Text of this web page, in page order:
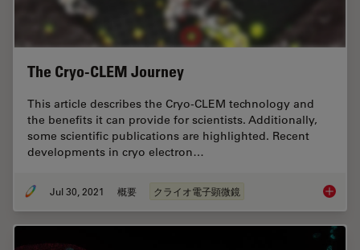
The Cryo-CLEM Journey
This article describes the Cryo-CLEM technology and
the benefits it can provide for scientists. Additionally,
some scientific publications are highlighted. Recent
developments in cryo electron…
Jul 30, 2021 概要 クライオ電子顕微鏡 The